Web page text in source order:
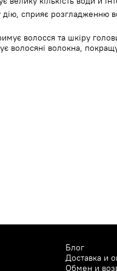
HYDROLYZED
PROTEIN,
ACETYLATED
ACID,
HYDROLYZED
сприяє розгладженню
волосся та шкіру
волосяні волокна,
Блог
Доставка и
Обмен и